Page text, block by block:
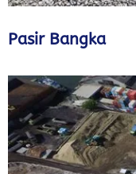
Pasir Bangka